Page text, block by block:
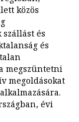
közös
szállást és
és
megszüntetni
megoldásokat
évi